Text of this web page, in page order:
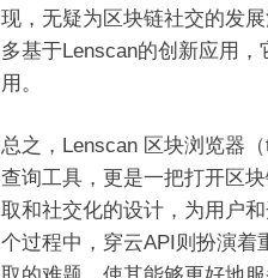
现，无疑为区块链社交的发
多基于Lenscan的创新应用
用。
总之，Lenscan 区块浏览器
查询工具，更是一把打开区
取和社交化的设计，为用户
个过程中，穿云API则扮演着